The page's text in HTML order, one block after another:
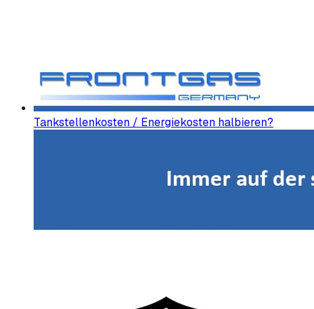
Tankstellenkosten / Energiekosten halbieren?